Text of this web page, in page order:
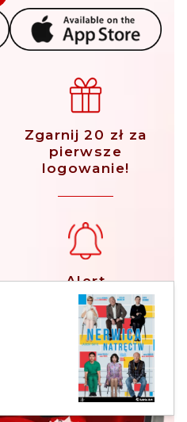
Zgarnij 20 zł za
pierwsze
logowanie!
Alert
biletowy